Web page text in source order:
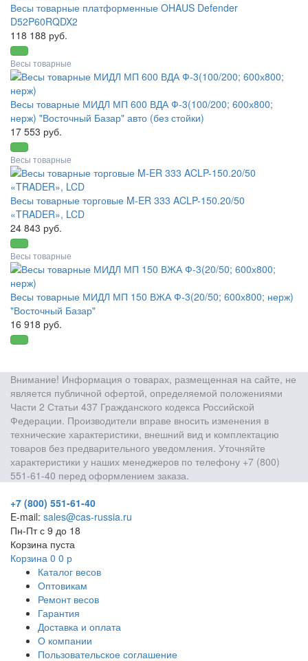
Весы товарные платформенные OHAUS Defender
D52P60RQDX2
118 188 руб.
Весы товарные
Весы товарные МИДЛ МП 600 ВДА Ф-3(100/200; 600х800;
нерж) "Восточный Базар" авто (без стойки)
17 553 руб.
Весы товарные
Весы товарные торговые M-ER 333 ACLP-150.20/50
«TRADER», LCD
24 843 руб.
Весы товарные
Весы товарные МИДЛ МП 150 ВЖА Ф-3(20/50; 600х800; нерж)
"Восточный Базар"
16 918 руб.
Внимание! Информация о товарах, размещенная на сайте, не
является публичной офертой, определяемой положениями
Части 2 Статьи 437 Гражданского кодекса Российской
Федерации. Производители вправе вносить изменения в
технические характеристики, внешний вид и комплектацию
товаров без предварительного уведомления. Уточняйте
характеристики у наших менеджеров по телефону +7 (800)
551-61-40 перед оформлением заказа.
+7 (800) 551-61-40
E-mail: sales@cas-russia.ru
Пн-Пт с 9 до 18
Корзина пуста
Корзина 0 0 р
Каталог весов
Оптовикам
Ремонт весов
Гарантия
Доставка и оплата
О компании
Пользовательское соглашение